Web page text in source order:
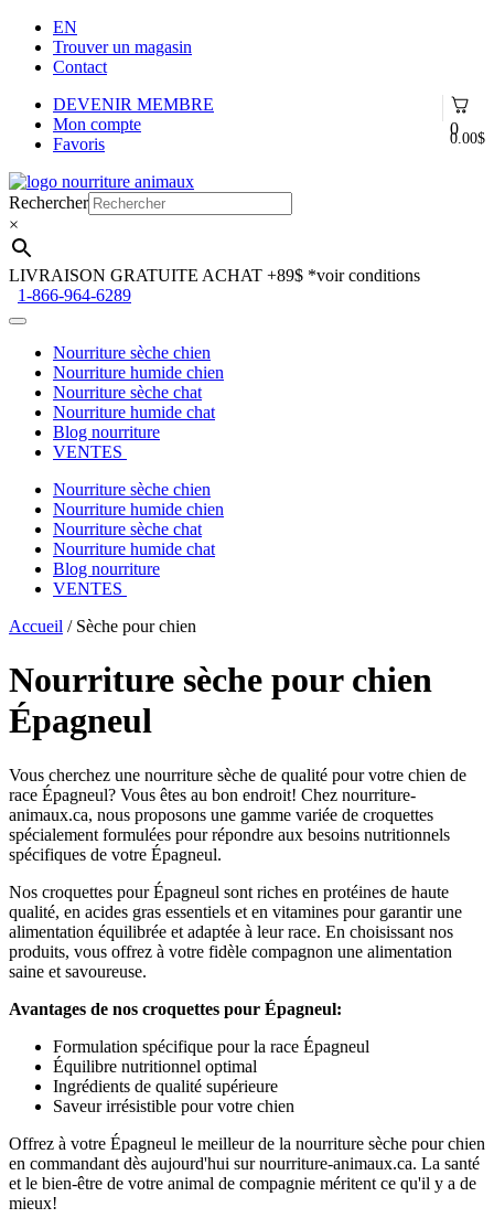
EN
Trouver un magasin
Contact
0
0.00$
DEVENIR MEMBRE
Mon compte
Favoris
Aller
à
la
navigation
Aller
au
contenu
Rechercher
×
LIVRAISON GRATUITE ACHAT +89$ *voir conditions
1-866-964-6289
Nourriture sèche chien
Nourriture humide chien
Nourriture sèche chat
Nourriture humide chat
Blog nourriture
VENTES
Nourriture sèche chien
Nourriture humide chien
Nourriture sèche chat
Nourriture humide chat
Blog nourriture
VENTES
Accueil / Sèche pour chien
Nourriture sèche pour chien
Épagneul
Vous cherchez une nourriture sèche de qualité pour votre chien de
race Épagneul? Vous êtes au bon endroit! Chez nourriture-
animaux.ca, nous proposons une gamme variée de croquettes
spécialement formulées pour répondre aux besoins nutritionnels
spécifiques de votre Épagneul.
Nos croquettes pour Épagneul sont riches en protéines de haute
qualité, en acides gras essentiels et en vitamines pour garantir une
alimentation équilibrée et adaptée à leur race. En choisissant nos
produits, vous offrez à votre fidèle compagnon une alimentation
saine et savoureuse.
Avantages de nos croquettes pour Épagneul:
Formulation spécifique pour la race Épagneul
Équilibre nutritionnel optimal
Ingrédients de qualité supérieure
Saveur irrésistible pour votre chien
Offrez à votre Épagneul le meilleur de la nourriture sèche pour chien
en commandant dès aujourd'hui sur nourriture-animaux.ca. La santé
et le bien-être de votre animal de compagnie méritent ce qu'il y a de
mieux!